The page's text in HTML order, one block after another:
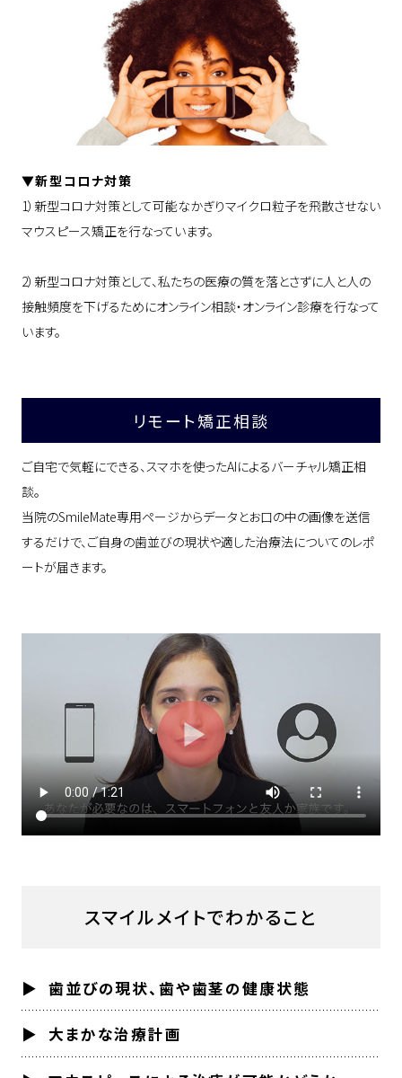
▼新型コロナ対策
1）新型コロナ対策として可能なかぎりマイクロ粒子を飛散させない
マウスピース矯正を行なっています。
2）新型コロナ対策として、私たちの医療の質を落とさずに人と人の
接触頻度を下げるためにオンライン相談・オンライン診療を行なって
います。
リモート矯正相談
ご自宅で気軽にできる、スマホを使ったAIによるバーチャル矯正相
談。
当院のSmileMate専用ページからデータとお口の中の画像を送信
するだけで、ご自身の歯並びの現状や適した治療法についてのレポ
ートが届きます。
スマイルメイトでわかること
歯並びの現状、歯や歯茎の健康状態
大まかな治療計画